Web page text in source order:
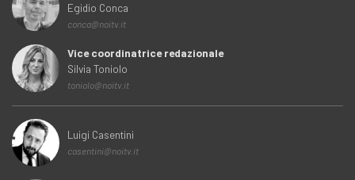
Egidio Conca
conca@noitv.it
Vice coordinatrice redazionale
Silvia Toniolo
toniolo@noitv.it
Luigi Casentini
casentini@noitv.it